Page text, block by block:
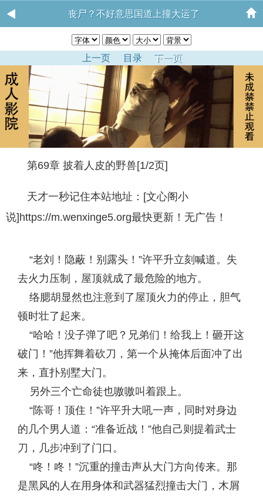
丧尸？不好意思国道上撞大运了
上一页 目录 下一页
第69章 披着人皮的野兽[1/2页]
天才一秒记住本站地址：[文心阁小
说]https://m.wenxinge5.org最快更新！无广告！
“老刘！隐蔽！别露头！”许平升立刻喊道。失
去火力压制，屋顶就成了最危险的地方。
络腮胡显然也注意到了屋顶火力的停止，胆气
顿时壮了起来。
“哈哈！没子弹了吧？兄弟们！给我上！砸开这
破门！”他挥舞着砍刀，第一个从掩体后面冲了出
来，直扑别墅大门。
另外三个亡命徒也嗷嗷叫着跟上。
“陈哥！顶住！”许平升大吼一声，同时对身边
的几个男人道：“准备近战！”他自己则提着武士
刀，几步冲到了门口。
“咚！咚！”沉重的撞击声从大门方向传来。那
是黑风的人在用身体和武器猛烈撞击大门，木屑